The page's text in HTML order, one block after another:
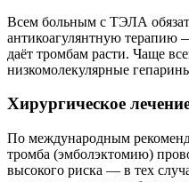
Всем больным с ТЭЛА
антикоагулянтную терапию
даёт тромбам расти. Чаще
низкомолекулярные
Хирургическое
По международным
тромба (эмболэктомию)
высокого риска — в тех